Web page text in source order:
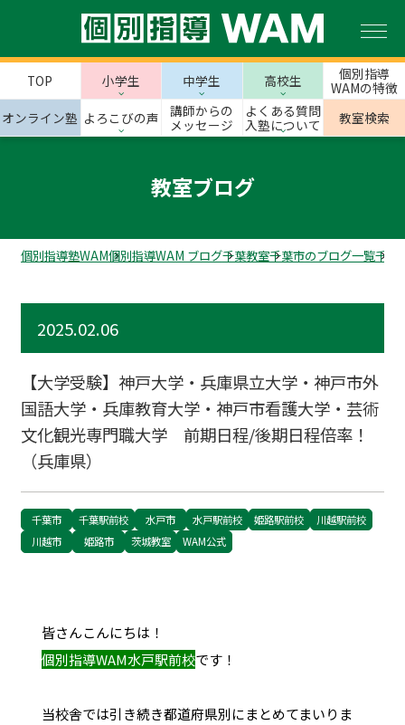
TOP 小学生 中学生 高校生
個別指導
WAMの特徴
オンライン塾 よろこびの声
講師からの
メッセージ
よくある質問
入塾について
教室検索
教室ブログ
個別指導塾WAM個別指導WAM ブログ千葉教室千葉市のブログ一覧千葉
2025.02.06
【大学受験】神戸大学・兵庫県立大学・神戸市外
国語大学・兵庫教育大学・神戸市看護大学・芸術
文化観光専門職大学 前期日程/後期日程倍率！
（兵庫県）
千葉市 千葉駅前校 水戸市 水戸駅前校 姫路駅前校
川越駅前校
川越市
姫路市 茨城教室 WAM公式
皆さんこんにちは！
個別指導WAM水戸駅前校です！
当校舎では引き続き都道府県別にまとめてまいりま